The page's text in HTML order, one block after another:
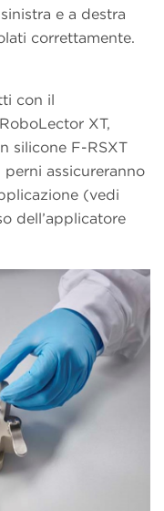
e a destra
correttamente.
con il
XT,
silicone F-RSXT
assicureranno
(vedi
dell’applicatore